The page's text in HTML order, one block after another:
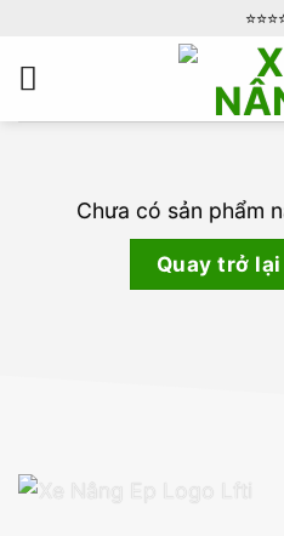
nội
dung
Chưa có sản phẩm
Quay trở